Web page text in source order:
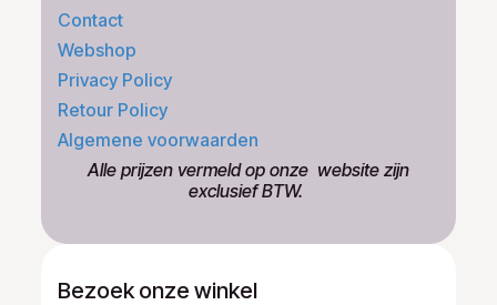
Contact
Webshop
Privacy Policy
Retour Policy
Algemene voorwaarden
​Alle prijzen vermeld op onze ​website zijn
exclusief BTW.
Bezoek onze winkel